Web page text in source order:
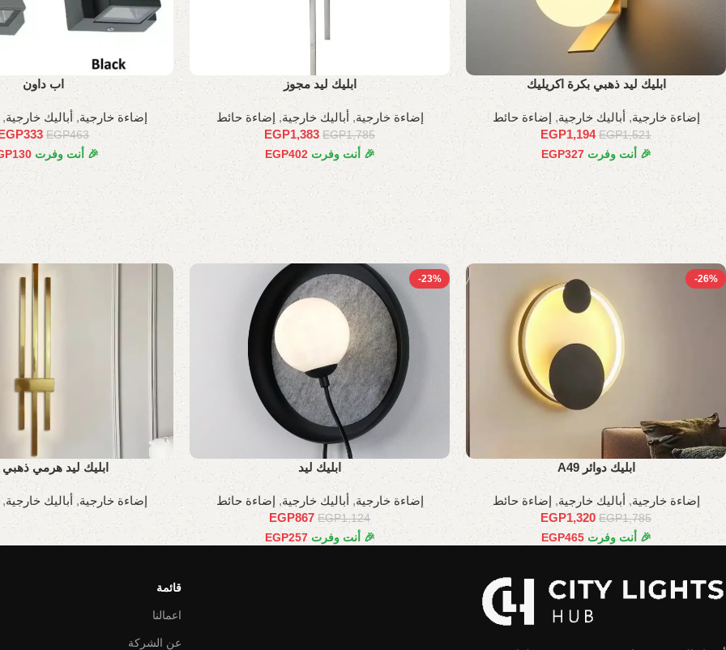
ابليك ليد ذهبي بكرة اكريليك
إضاءة خارجية, أباليك خارجية, إضاءة حائط
EGP1,521
EGP1,194
🎉 أنت وفرت EGP327
ابليك ليد مجوز
إضاءة خارجية, أباليك خارجية, إضاءة حائط
EGP1,785
EGP1,383
🎉 أنت وفرت EGP402
اب داون
إضاءة خارجية, أباليك خارجية
EGP463
333
🎉 أنت وفرت130
-26%
ابليك دوائر A49
إضاءة خارجية, أباليك خارجية, إضاءة حائط
EGP1,785
EGP1,320
🎉 أنت وفرت EGP465
-23%
ابليك ليد
إضاءة خارجية, أباليك خارجية, إضاءة حائط
EGP1,124
EGP867
🎉 أنت وفرت EGP257
ابليك ليد هرمي ذهبي
إضاءة خارجية, أباليك خارجية
قائمة
اعمالنا
عن الشركة